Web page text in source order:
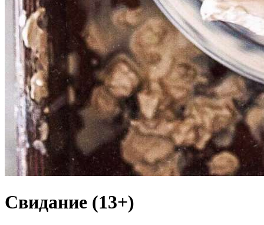
Свидание (13+)